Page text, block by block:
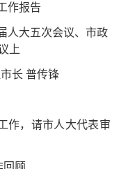
作报告
大五次会议、市政
上
长 普传锋
作，请市人大代表审
回顾